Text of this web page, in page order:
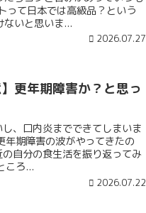
って日本では高級品？という
ないと思いま...
2026.07.27
更年期障害か？と思っ
、口内炎までできてしまいま
年期障害の波がやってきたの
自分の食生活を振り返ってみ
ころ...
2026.07.22